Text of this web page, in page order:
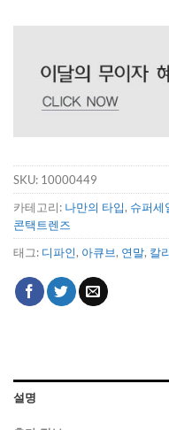
SKU: 10000449
카테고리: 나만의 타입, 슈퍼세
콘택트렌즈
태그: 디파인, 아큐브, 연말, 칼
설명